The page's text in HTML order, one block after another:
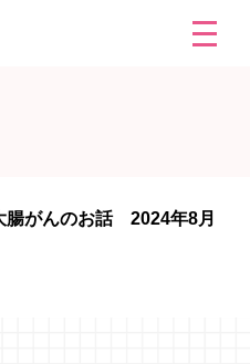
腸がんのお話 2024年8月